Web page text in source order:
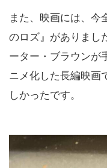
また、映画には、今
のロズ』がありまし
ーター・ブラウンが
ニメ化した長編映画
しかったです。